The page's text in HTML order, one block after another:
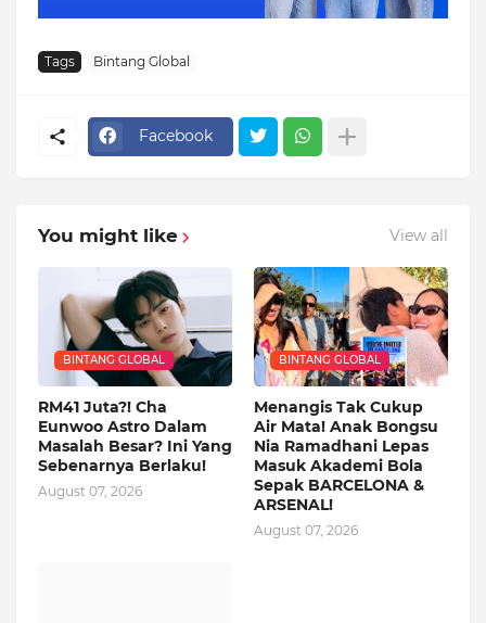
Tags Bintang Global
Facebook
You might like View all
BINTANG GLOBAL
RM41 Juta?! Cha
Eunwoo Astro Dalam
Masalah Besar? Ini Yang
Sebenarnya Berlaku!
August 07, 2026
BINTANG GLOBAL
Menangis Tak Cukup
Air Mata! Anak Bongsu
Nia Ramadhani Lepas
Masuk Akademi Bola
Sepak BARCELONA &
ARSENAL!
August 07, 2026